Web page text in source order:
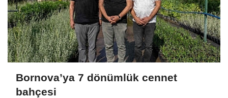
Bornova’ya 7 dönümlük cennet
bahçesi